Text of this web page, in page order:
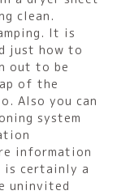
clean.
It is
just how to
out to be
of the
Also you can
system
information
is certainly a
uninvited